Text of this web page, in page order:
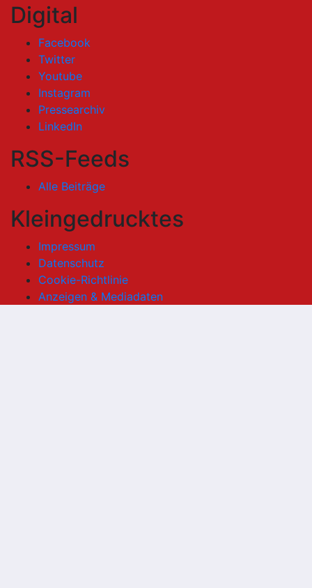
Digital
Facebook
Twitter
Youtube
Instagram
Pressearchiv
LinkedIn
RSS-Feeds
Alle Beiträge
Kleingedrucktes
Impressum
Datenschutz
Cookie-Richtlinie
Anzeigen & Mediadaten